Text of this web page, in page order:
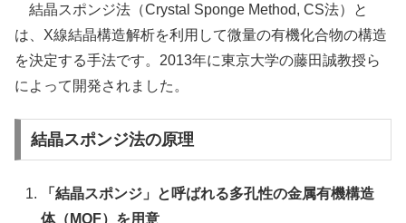
結晶スポンジ法（Crystal Sponge Method, CS法）と
は、X線結晶構造解析を利用して微量の有機化合物の構造
を決定する手法です。2013年に東京大学の藤田誠教授ら
によって開発されました。
結晶スポンジ法の原理
「結晶スポンジ」と呼ばれる多孔性の金属有機構造
体（MOF）を用意